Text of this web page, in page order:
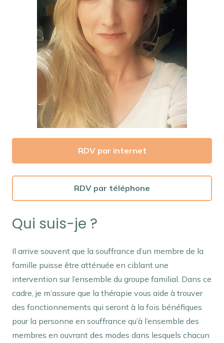
RDV par internet
RDV par téléphone
Qui suis-je ?
Il arrive souvent que la souffrance d’un membre de la
famille puisse être atténuée en ciblant une
intervention sur l’ensemble du groupe familial. Dans ce
cadre, je m’assure que la thérapie vous aide à trouver
des fonctionnements qui seront à la fois bénéfiques
pour la personne en souffrance qu’à l’ensemble des
membres en ouvrant des modes dans lesquels chacun